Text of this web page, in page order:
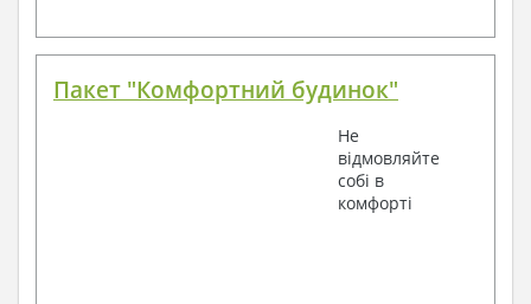
Пакет "Комфортний будинок"
Не
відмовляйте
собі в
комфорті